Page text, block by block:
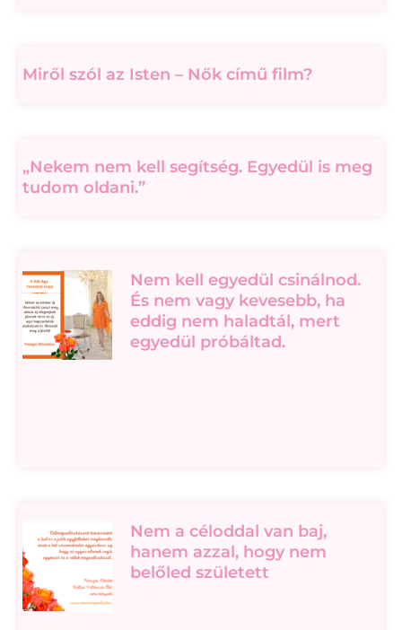
Miről szól az Isten – Nők című film?
„Nekem nem kell segítség. Egyedül is meg
tudom oldani.”
Nem kell egyedül csinálnod.
És nem vagy kevesebb, ha
eddig nem haladtál, mert
egyedül próbáltad.
Nem a céloddal van baj,
hanem azzal, hogy nem
belőled született